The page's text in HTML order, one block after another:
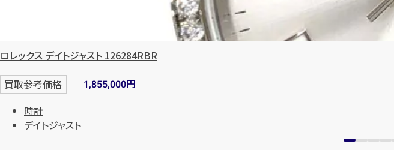
ロレックス デイトジャスト 126284RBR
買取参考価格 1,855,000円
時計
デイトジャスト